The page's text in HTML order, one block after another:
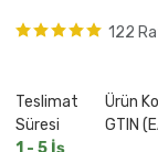
122
Teslimat
Süresi
1 - 5 İş
Ürün
GTIN